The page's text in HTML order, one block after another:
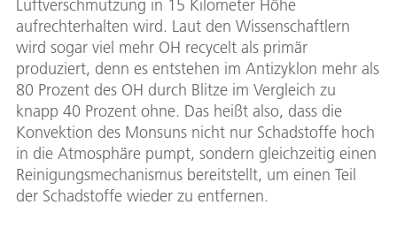
Luftverschmutzung in 15 Kilometer Höhe
aufrechterhalten wird. Laut den Wissenschaftlern
wird sogar viel mehr OH recycelt als primär
produziert, denn es entstehen im Antizyklon mehr als
80 Prozent des OH durch Blitze im Vergleich zu
knapp 40 Prozent ohne. Das heißt also, dass die
Konvektion des Monsuns nicht nur Schadstoffe hoch
in die Atmosphäre pumpt, sondern gleichzeitig einen
Reinigungsmechanismus bereitstellt, um einen Teil
der Schadstoffe wieder zu entfernen.